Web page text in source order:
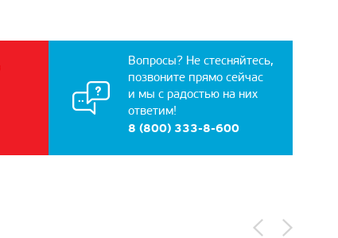
Вопросы? Не стесняйтесь,
позвоните прямо сейчас
и мы с радостью на них
ответим!
8 (800) 333-8-600